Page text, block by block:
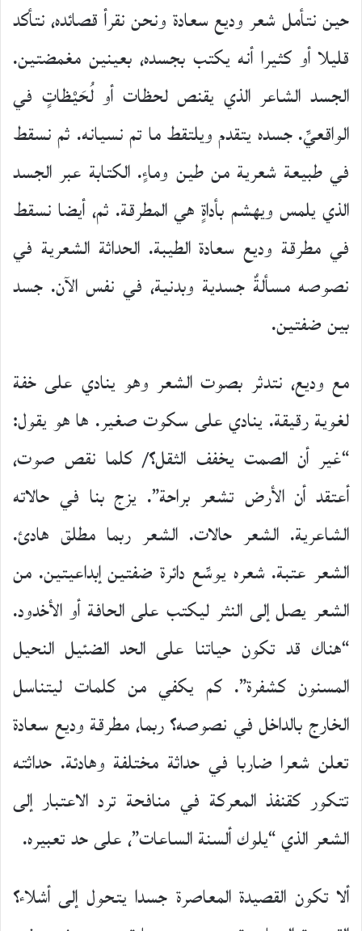
حين نتأمل شعر وديع سعادة ونحن نقرأ قصائده، نتأكد
قليلا أو كثيرا أنه يكتب بجسده، بعينين مغمضتين.
الجسد الشاعر الذي يقنص لحظات أو لُحَيْظاتٍ في
الواقعيِّ. جسده يتقدم ويلتقط ما تم نسيانه. ثم نسقط
في طبيعة شعرية من طين وماءٍ. الكتابة عبر الجسد
الذي يلمس ويهشم بأداةٍ هي المطرقة. ثم، أيضا نسقط
في مطرقة وديع سعادة الطيبة. الحداثة الشعرية في
نصوصه مسألةٌ جسدية وبدنية، في نفس الآن. جسد
بين ضفتين.
مع وديع، نتدثر بصوت الشعر وهو ينادي على خفة
لغوية رقيقة. ينادي على سكوت صغير. ها هو يقول:
“غير أن الصمت يخفف الثقل؟/ كلما نقص صوت،
أعتقد أن الأرض تشعر براحة”. يزج بنا في حالاته
الشاعرية. الشعر حالات. الشعر ربما مطلق هادئ.
الشعر عتبة. شعره يوسِّع دائرة ضفتين إبداعيتين. من
الشعر يصل إلى النثر ليكتب على الحافة أو الأخدود.
“هناك قد تكون حياتنا على الحد الضئيل النحيل
المسنون كشفرة”. كم يكفي من كلمات ليتناسل
الخارج بالداخل في نصوصه؟ ربما، مطرقة وديع سعادة
تعلن شعرا ضاربا في حداثة مختلفة وهادئة. حداثته
تتكور كقنفذ المعركة في منافحة ترد الاعتبار إلى
الشعر الذي “يلوك ألسنة الساعات”، على حد تعبيره.
ألا تكون القصيدة المعاصرة جسدا يتحول إلى أشلاء؟